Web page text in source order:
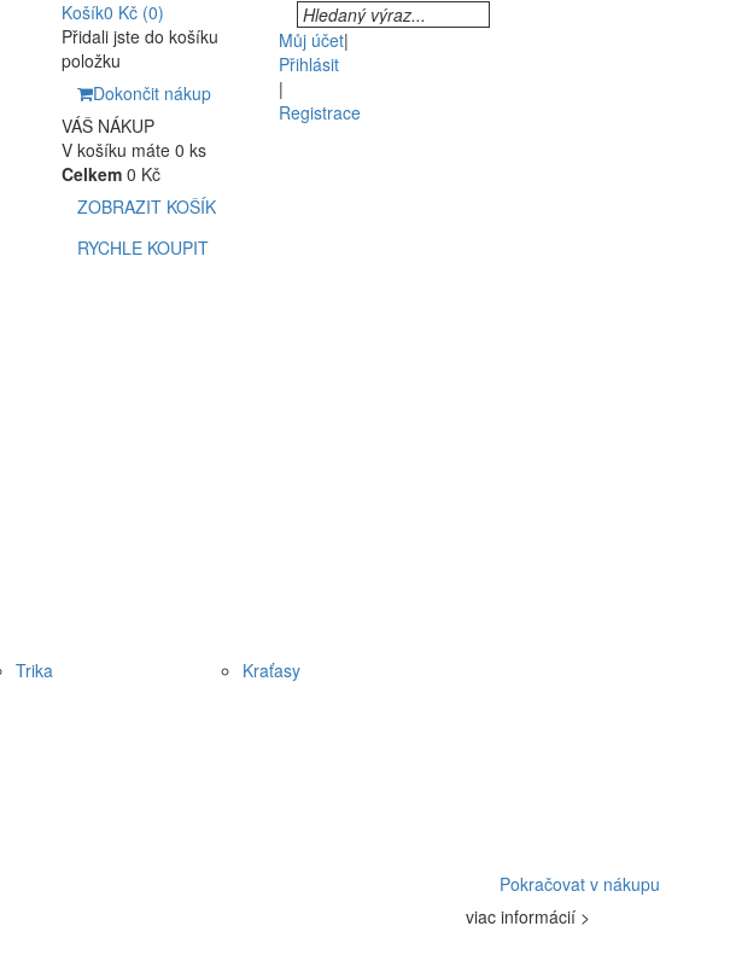
Košík0 Kč (0)
Přidali jste do košíku
položku
Dokončit nákup
VÁŠ NÁKUP
V košíku máte 0 ks
Celkem 0 Kč
ZOBRAZIT KOŠÍK
RYCHLE KOUPIT
Můj účet|
Přihlásit
|
Registrace
Trika
Kraťasy
Pokračovat v nákupu
viac informácií >